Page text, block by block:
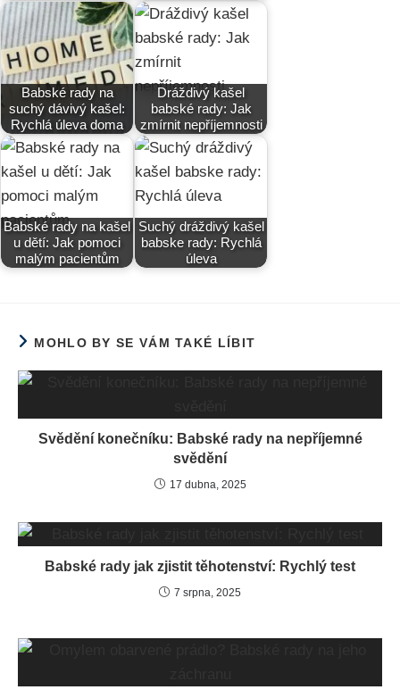
Babské rady na
suchý dávivý kašel:
Rychlá úleva doma
Dráždivý kašel
babské rady: Jak
zmírnit nepříjemnosti
Babské rady na kašel
u dětí: Jak pomoci
malým pacientům
Suchý dráždivý kašel
babske rady: Rychlá
úleva
MOHLO BY SE VÁM TAKÉ LÍBIT
Svědění konečníku: Babské rady na nepříjemné
svědění
17 dubna, 2025
Babské rady jak zjistit těhotenství: Rychlý test
7 srpna, 2025